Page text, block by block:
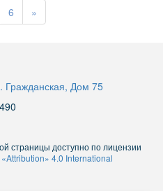
6 »
Гражданская, Дом 75
страницы доступно по лицензии
4.0 International